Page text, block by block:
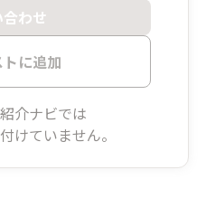
わせ
に追加
介ナビでは
けていません。